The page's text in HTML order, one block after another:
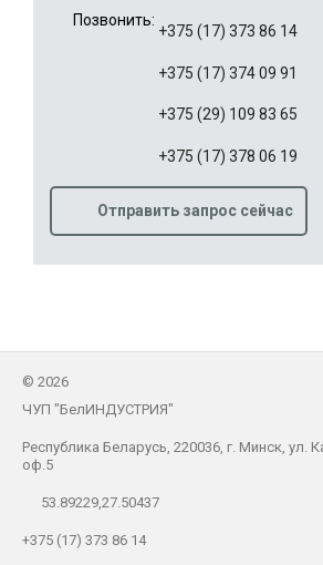
Позвонить:
+375 (17) 373 86 14
+375 (17) 374 09 91
+375 (29) 109 83 65
+375 (17) 378 06 19
Отправить запрос сейчас
© 2026
ЧУП "БелИНДУСТРИЯ"
Республика Беларусь, 220036, г. Минск, ул.
оф.5
53.89229,27.50437
+375 (17) 373 86 14